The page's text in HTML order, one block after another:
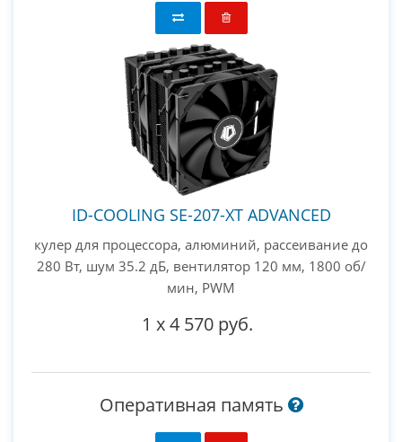
ID-COOLING SE-207-XT ADVANCED
кулер для процессора, алюминий, рассеивание до
280 Вт, шум 35.2 дБ, вентилятор 120 мм, 1800 об/
мин, PWM
1 x4 570 руб.
Оперативная память